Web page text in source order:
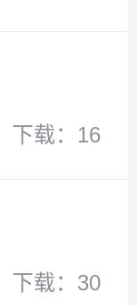
下载：16
下载：30